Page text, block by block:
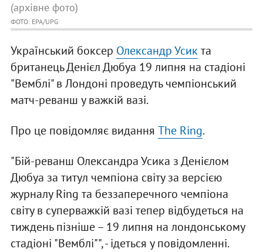
(архівне фото)
ФОТО: EPA/UPG
Український боксер Олександр Усик та
британець Денієл Дюбуа 19 липня на стадіоні
"Вемблі" в Лондоні проведуть чемпіонський
матч-реванш у важкій вазі.
Про це повідомляє видання The Ring.
"Бій-реванш Олександра Усика з Денієлом
Дюбуа за титул чемпіона світу за версією
журналу Ring та беззаперечного чемпіона
світу в суперважкій вазі тепер відбудеться на
тиждень пізніше – 19 липня на лондонському
стадіоні "Вемблі"", - ідеться у повідомленні.